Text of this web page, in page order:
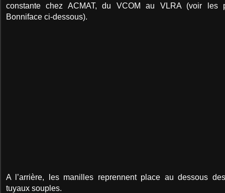
constante chez ACMAT, du VCOM au VLRA (voir les
Bonniface ci-dessous).
A l’arrière, les manilles reprennent place au dessous
tuyaux souples.